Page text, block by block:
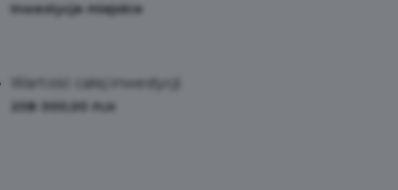
Inwestycje miejskie
Wartość całej inwestycji:
208 000,00